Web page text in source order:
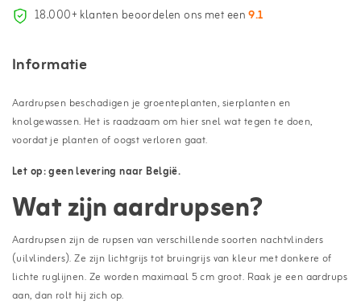
18.000+ klanten beoordelen ons met een9.1
Informatie
Aardrupsen beschadigen je groenteplanten, sierplanten en
knolgewassen. Het is raadzaam om hier snel wat tegen te doen,
voordat je planten of oogst verloren gaat.
Let op: geen levering naar België.
Wat zijn aardrupsen?
Aardrupsen zijn de rupsen van verschillende soorten nachtvlinders
(uilvlinders). Ze zijn lichtgrijs tot bruingrijs van kleur met donkere of
lichte ruglijnen. Ze worden maximaal 5 cm groot. Raak je een aardrups
aan, dan rolt hij zich op.